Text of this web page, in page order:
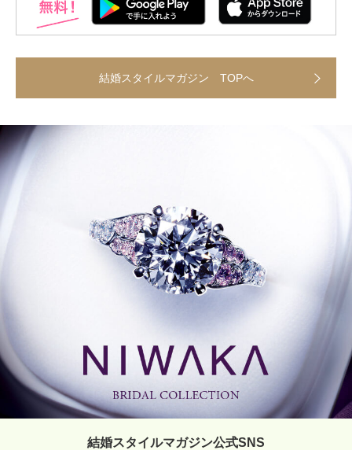
結婚スタイルマガジン TOPへ
結婚スタイルマガジン公式SNS